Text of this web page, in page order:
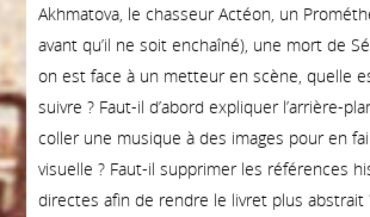
Akhmatova, le chasseur Actéon, un
avant qu’il ne soit enchaîné), une mort de
on est face à un metteur en scène, quelle
suivre ? Faut-il d’abord expliquer l’arrière-
coller une musique à des images pour en
visuelle ? Faut-il supprimer les références
directes afin de rendre le livret plus abstrait